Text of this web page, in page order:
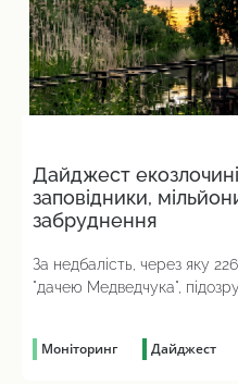
Дайджест
заповідники,
забруднення
За недбалість, через яку
"дачею Медведчука",
Моніторинг Дайджест